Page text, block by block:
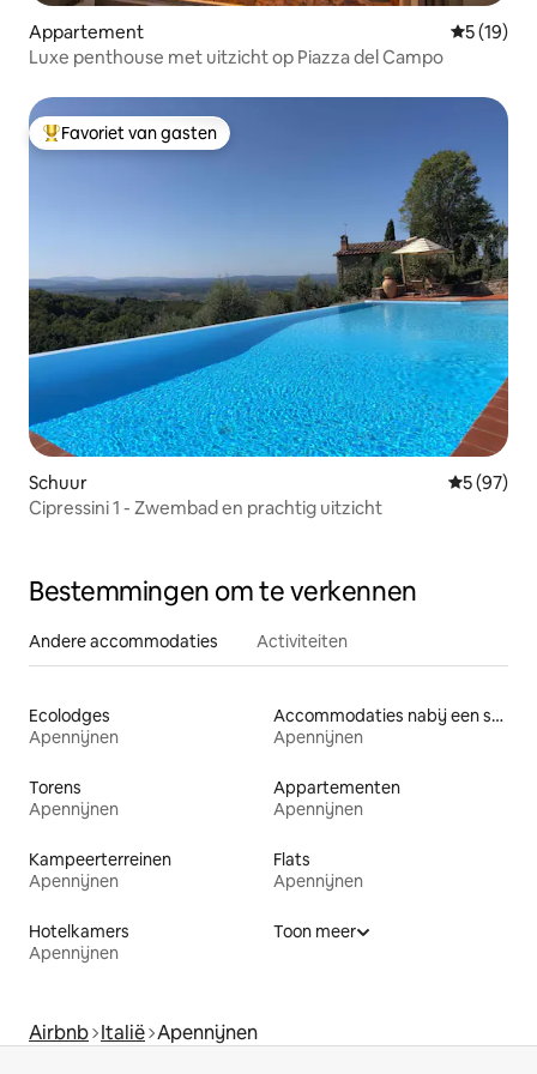
Appartement
5 (19)
Luxe penthouse met uitzicht op Piazza del Campo
Topfavoriet van gasten
Favoriet van gasten
Schuur
5 (97)
Cipressini 1 - Zwembad en prachtig uitzicht
Bestemmingen om te verkennen
Andere accommodaties Activiteiten
Ecolodges
Apennijnen
Accommodaties nabij een strand
Apennijnen
Torens
Apennijnen
Appartementen
Apennijnen
Kampeerterreinen
Apennijnen
Flats
Apennijnen
Hotelkamers
Apennijnen
Toon meer
Airbnb Italië Apennijnen